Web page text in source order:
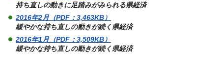
持ち直しの動きに足踏みがみられる県経済
2016年2月（PDF：3,463KB）
緩やかな持ち直しの動きが続く県経済
2016年1月（PDF：3,509KB）
緩やかな持ち直しの動きが続く県経済